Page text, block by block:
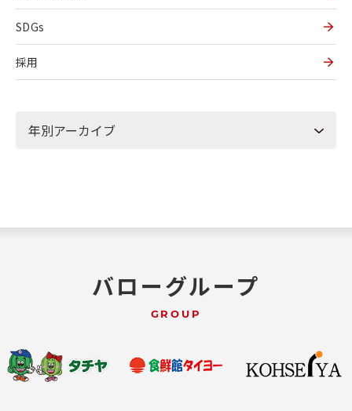
SDGs
採用
バローグループ
GROUP